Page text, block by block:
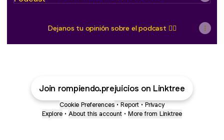
Dejanos tu opinión sobre el podcast 👇🏼
Join rompiendo.prejuicios on Linktree
Cookie Preferences • Report • Privacy
Explore • About this account • More from Linktree